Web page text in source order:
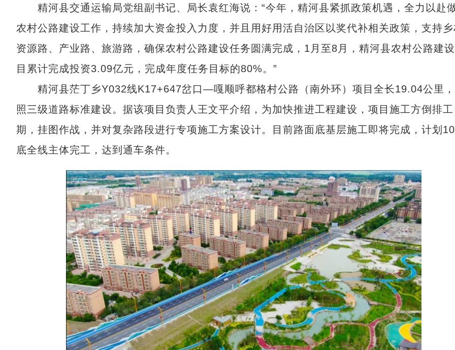
精河县交通运输局党组副书记、局长袁红海说：“今年，精河县紧抓政策机遇，全力以赴
农村公路建设工作，持续加大资金投入力度，并且用好用活自治区以奖代补相关政策，支持乡
资源路、产业路、旅游路，确保农村公路建设任务圆满完成，1月至8月，精河县农村公路建
目累计完成投资3.09亿元，完成年度任务目标的80%。”
精河县茫丁乡Y032线K17+647岔口—嘎顺呼都格村公路（南外环）项目全长19.04公里
照三级道路标准建设。据该项目负责人王文平介绍，为加快推进工程建设，项目施工方倒排工
期，挂图作战，并对复杂路段进行专项施工方案设计。目前路面底基层施工即将完成，计划10
底全线主体完工，达到通车条件。